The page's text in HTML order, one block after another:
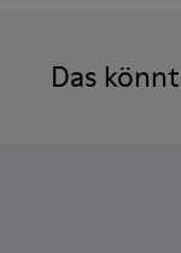
Das